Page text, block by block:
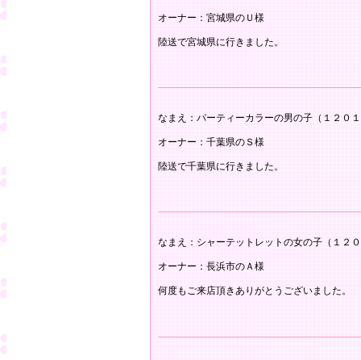
オーナー：宮城県のＵ様
陸送で宮城県に行きました。
なまえ：パーティーカラーの男の子（１２０
オーナー：千葉県のＳ様
陸送で千葉県に行きました。
なまえ：シャーテットレットの女の子（１２
オーナー：長浜市のＡ様
何度もご来店頂きありがとうございました。